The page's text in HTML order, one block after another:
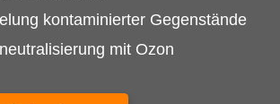
kontaminierter Gegenstände
mit Ozon